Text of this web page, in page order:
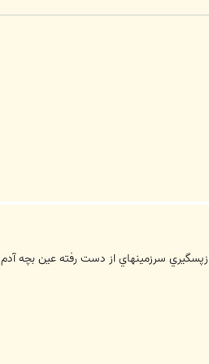
سرزمينهاي از دست رفته عين بچه